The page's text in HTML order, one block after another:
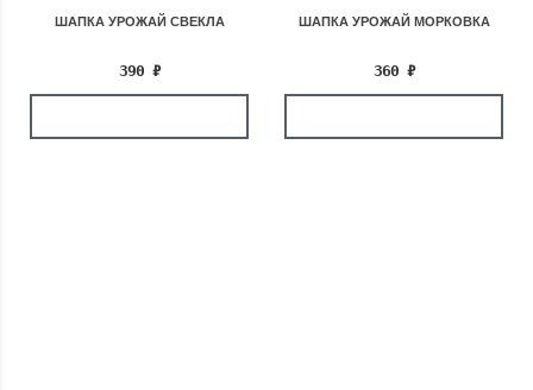
ШАПКА УРОЖАЙ СВЕКЛА
390 ₽
ШАПКА УРОЖАЙ МОРКОВКА
360 ₽